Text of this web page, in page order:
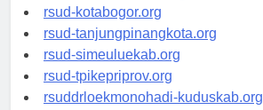
rsud-kotabogor.org
rsud-tanjungpinangkota.org
rsud-simeuluekab.org
rsud-tpikepriprov.org
rsuddrloekmonohadi-kuduskab.org